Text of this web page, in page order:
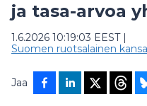
ja tasa-arvoa
1.6.2026 10:19:03 EEST|
Suomen ruotsalainen
Jaa